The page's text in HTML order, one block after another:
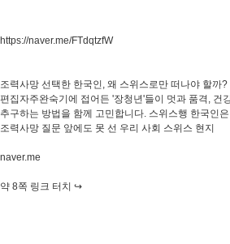
https://naver.me/FTdqtzfW
조력사망 선택한 한국인, 왜 스위스로만 떠나야 할까
편집자주완숙기에 접어든 '장청년'들이 멋과 품격, 건
추구하는 방법을 함께 고민합니다. 스위스행 한국인
조력사망 질문 앞에도 못 선 우리 사회 스위스 현지
naver.me
약 8쪽 링크 터치 ↪️